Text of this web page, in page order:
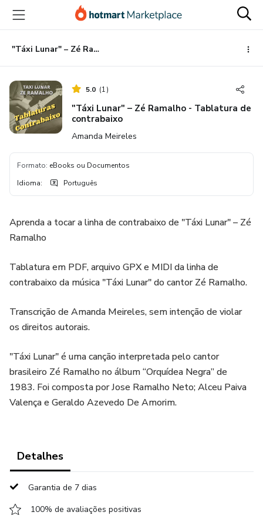
para
conteúdo
principal
para
pagamento
para
rodapé
"Táxi Lunar" – Zé Ramalho - Tablatura de contrabaixo
5.0 (1)
"Táxi Lunar" – Zé Ramalho - Tablatura de
contrabaixo
Amanda Meireles
Formato: eBooks ou Documentos
Idioma: Português
Aprenda a tocar a linha de contrabaixo de "Táxi Lunar" – Zé
Ramalho
Tablatura em PDF, arquivo GPX e MIDI da linha de
contrabaixo da música "Táxi Lunar" do cantor Zé Ramalho.
Transcrição de Amanda Meireles, sem intenção de violar
os direitos autorais.
"Táxi Lunar" é uma canção interpretada pelo cantor
brasileiro Zé Ramalho no álbum “Orquídea Negra” de
1983. Foi composta por Jose Ramalho Neto; Alceu Paiva
Valença e Geraldo Azevedo De Amorim.
Detalhes
Garantia de 7 dias
100% de avaliações positivas